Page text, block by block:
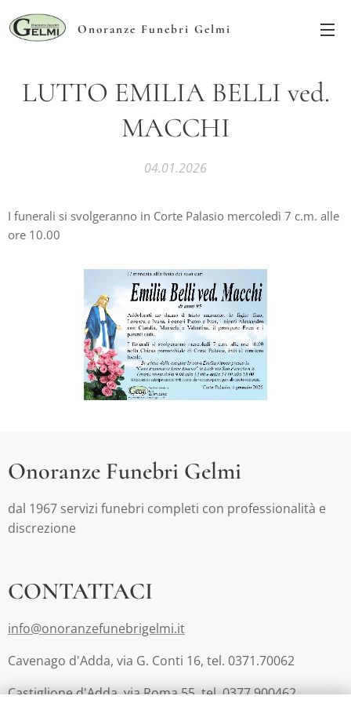
Onoranze Funebri Gelmi
LUTTO EMILIA BELLI ved.
MACCHI
04.01.2026
I funerali si svolgeranno in Corte Palasio mercoledì 7 c.m. alle
ore 10.00
Onoranze Funebri Gelmi
dal 1967 servizi funebri completi con professionalità e
discrezione
CONTATTACI
info@onoranzefunebrigelmi.it
Cavenago d'Adda, via G. Conti 16, tel. 0371.70062
Castiglione d'Adda, via Roma 55, tel. 0377.900462